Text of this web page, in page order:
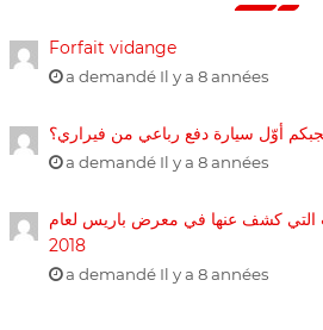
Forfait vidange
a demandé Il y a 8 années
أوّل سيارة دفع رباعي من فيراري؟
a demandé Il y a 8 années
التي كشف عنها في معرض باريس لعام
2018
a demandé Il y a 8 années